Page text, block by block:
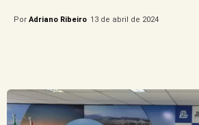
Por Adriano Ribeiro 13 de abril de 2024